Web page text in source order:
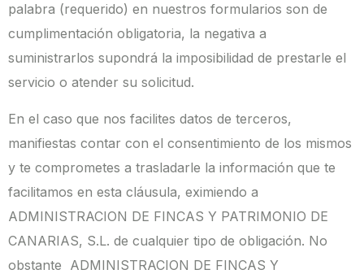
palabra (requerido) en nuestros formularios son de
cumplimentación obligatoria, la negativa a
suministrarlos supondrá la imposibilidad de prestarle el
servicio o atender su solicitud.
En el caso que nos facilites datos de terceros,
manifiestas contar con el consentimiento de los mismos
y te comprometes a trasladarle la información que te
facilitamos en esta cláusula, eximiendo a
ADMINISTRACION DE FINCAS Y PATRIMONIO DE
CANARIAS, S.L. de cualquier tipo de obligación. No
obstante ADMINISTRACION DE FINCAS Y